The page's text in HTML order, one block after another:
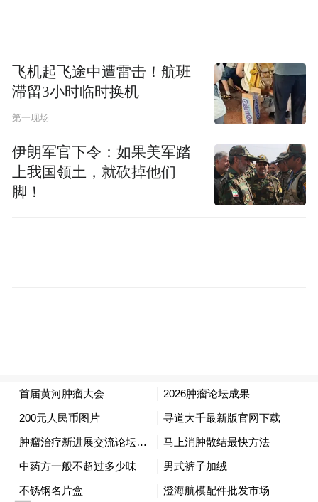
论坛以“以规范为尺，格病例之微”为主题，
既是深化医学教育改革的实践载体，亦是对
“培根铸魂”“健康中国”战略的积极响应。
黄河科技学院附属医院党委书记于春霞教授
在致辞中提到，肝胆胰腺肿瘤因其隐匿性
强、治疗难度大，一直是临床医疗领域的重
点和难点。她强调，要突破这一困境，关键
在于“规范”与“思辨”的结合，规范是诊疗的
飞机起飞途中遭雷击！航班
滞留3小时临时换机
第一现场
伊朗军官下令：如果美军踏
上我国领土，就砍掉他们
脚！